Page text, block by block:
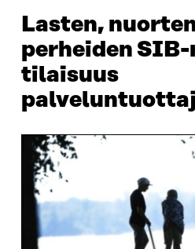
Lasten,
perheiden
tilaisuus